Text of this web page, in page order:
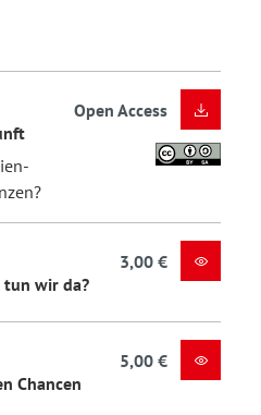
Open Access
tun wir da?
3,00 €
Chancen
5,00 €